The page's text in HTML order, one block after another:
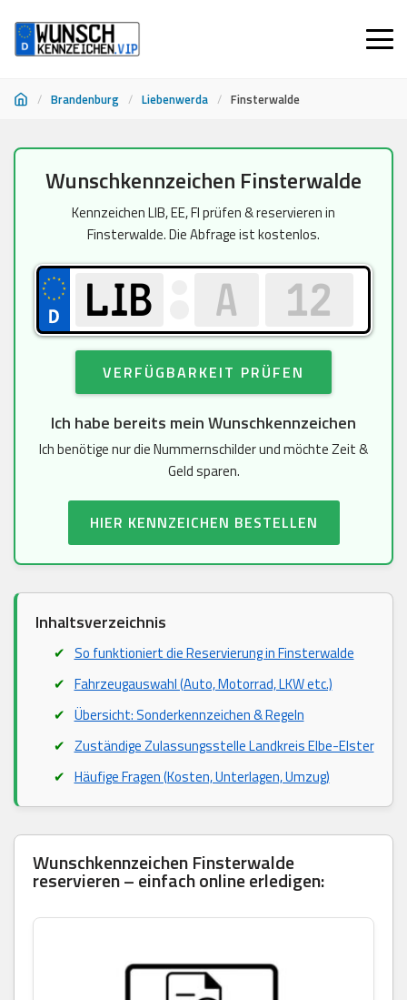
/ Brandenburg / Liebenwerda / Finsterwalde
Wunschkennzeichen Finsterwalde
Kennzeichen LIB, EE, FI prüfen & reservieren in
Finsterwalde. Die Abfrage ist kostenlos.
VERFÜGBARKEIT PRÜFEN
Ich habe bereits mein Wunschkennzeichen
Ich benötige nur die Nummernschilder und möchte Zeit &
Geld sparen.
HIER KENNZEICHEN BESTELLEN
Inhaltsverzeichnis
So funktioniert die Reservierung in Finsterwalde
Fahrzeugauswahl (Auto, Motorrad, LKW etc.)
Übersicht: Sonderkennzeichen & Regeln
Zuständige Zulassungsstelle Landkreis Elbe-Elster
Häufige Fragen (Kosten, Unterlagen, Umzug)
Wunschkennzeichen Finsterwalde
reservieren – einfach online erledigen: